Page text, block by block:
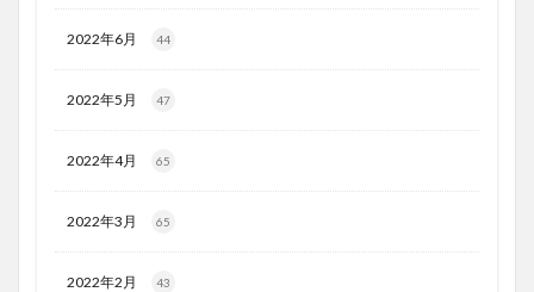
2022年6月 44
2022年5月 47
2022年4月 65
2022年3月 65
2022年2月 43